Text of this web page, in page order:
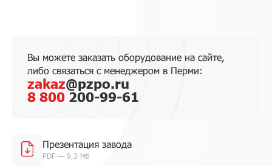
Вы можете заказать оборудование на сайте,
либо связаться с менеджером в Перми:
zakaz@pzpo.ru
8 800 200-99-61
Презентация завода
PDF — 9,3 Мб